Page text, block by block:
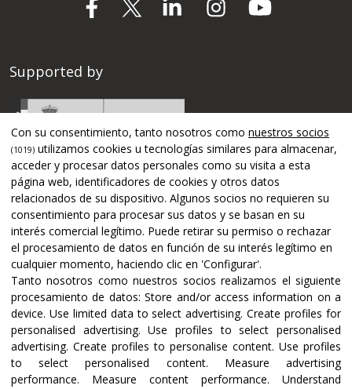
Supported by
Certifications and accreditations
Con su consentimiento, tanto nosotros como nuestros socios
(1019) utilizamos cookies u tecnologías similares para almacenar,
acceder y procesar datos personales como su visita a esta
página web, identificadores de cookies y otros datos
relacionados de su dispositivo. Algunos socios no requieren su
consentimiento para procesar sus datos y se basan en su
interés comercial legítimo. Puede retirar su permiso o rechazar
el procesamiento de datos en función de su interés legítimo en
cualquier momento, haciendo clic en 'Configurar'.
Tanto nosotros como nuestros socios realizamos el siguiente
procesamiento de datos:Store and/or access information on a
device. Use limited data to select advertising.Create profiles for
personalised advertising.Use profiles to select personalised
advertising. Create profiles to personalise content. Use profiles
to select personalised content. Measure advertising
performance. Measure content performance. Understand